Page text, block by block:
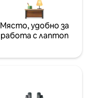
Място, удобно за
работа с лаптоп